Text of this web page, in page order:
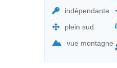
indépendante
plein sud
vue montagne